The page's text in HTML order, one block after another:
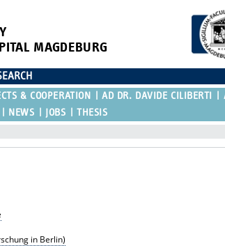
MAGDEBURG
& COOPERATION AD DR. DAVIDE CILIBERTI
NEWS JOBS THESIS
in Berlin)